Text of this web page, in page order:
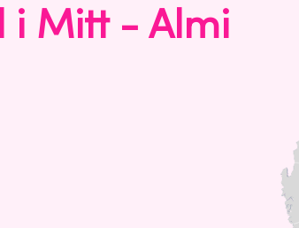
i Mitt - Almi